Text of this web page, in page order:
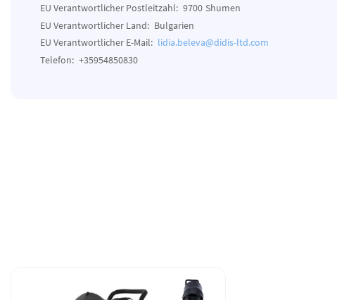
EU Verantwortlicher Postleitzahl: 9700 Shumen
EU Verantwortlicher Land: Bulgarien
EU Verantwortlicher E-Mail: lidia.beleva@didis-ltd.com
Telefon: +35954850830